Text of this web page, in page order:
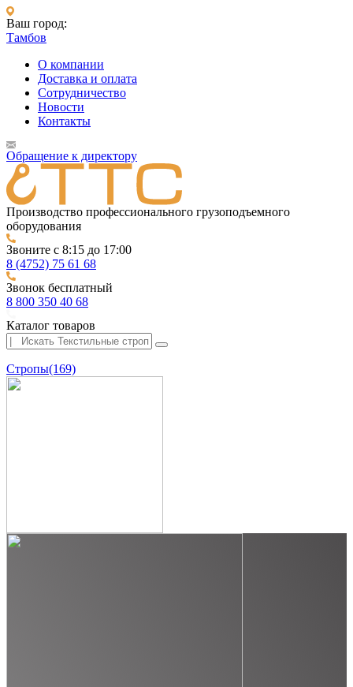
Ваш город:
Тамбов
О компании
Доставка и оплата
Сотрудничество
Новости
Контакты
Обращение к директору
Производство профессионального грузоподъемного
оборудования
Звоните с 8:15 до 17:00
8 (4752) 75 61 68
Звонок бесплатный
8 800 350 40 68
Каталог товаров
Стропы(169)